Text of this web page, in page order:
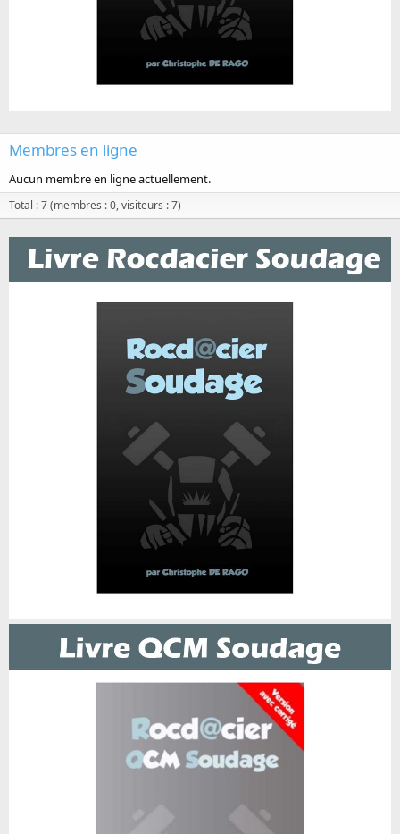
Membres en ligne
Aucun membre en ligne actuellement.
Total : 7 (membres : 0, visiteurs : 7)